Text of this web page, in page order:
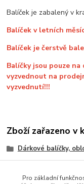
Balíček je zabalený v
Balíček v letních
Balíček je čerstvě
Balíčky jsou pouze
vyzvednout na
vyzvednutí!!!
Zboží zařazeno v
Dárkové balíčky,
Pro základní